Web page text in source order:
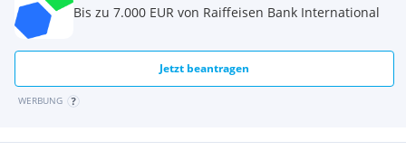
Bis zu 7.000 EUR von Raiffeisen Bank International
Jetzt beantragen
WERBUNG